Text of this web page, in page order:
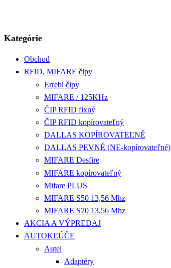
Kategórie
Obchod
RFID, MIFARE čipy
Errebi čipy
MIFARE / 125KHz
ČIP RFID fixný
ČIP RFID kopírovateľný
DALLAS KOPÍROVATEĽNĚ
DALLAS PEVNÉ (NE-kopírovateľné)
MIFARE Desfire
MIFARE kopírovateľný
Mifare PLUS
MIFARE S50 13,56 Mhz
MIFARE S70 13,56 Mhz
AKCIA A VÝPREDAJ
AUTOKĽÚČE
Autel
Adaptéry